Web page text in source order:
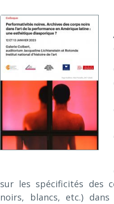
sur les spécificités des
noirs, blancs, etc.) dans